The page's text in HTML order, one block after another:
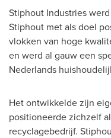
Stiphout Industries
Stiphout met als doel
vlokken van hoge
en werd al gauw een
Nederlands
Het ontwikkelde zijn
positioneerde zichzelf
recyclagebedrijf.